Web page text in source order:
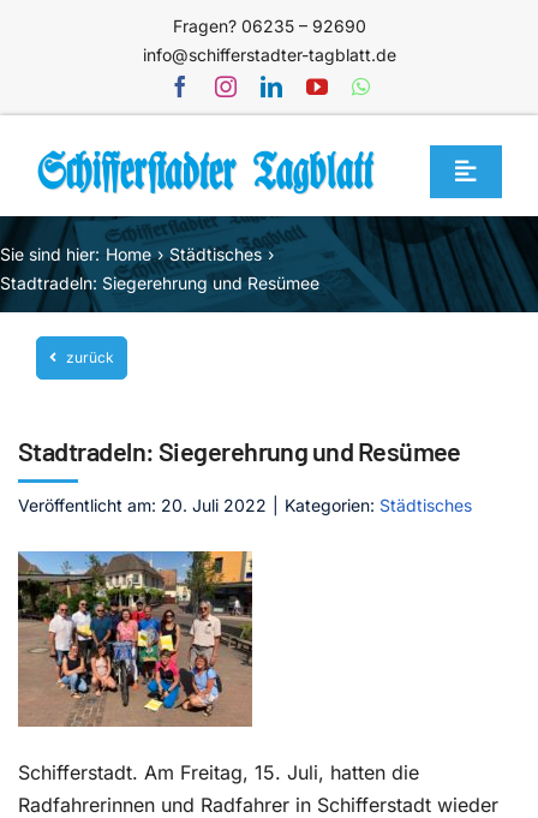
Fragen? 06235 – 92690
info@schifferstadter-tagblatt.de
Toggle
Home
Themen
Blog
Unternehmen
Mediathek
Kontakt
Sie sind hier: Home
Städtisches
Stadtradeln: Siegerehrung und Resümee
zurück
Stadtradeln: Siegerehrung und Resümee
Veröffentlicht am: 20. Juli 2022 Kategorien: Städtisches
Schifferstadt. Am Freitag, 15. Juli, hatten die
Radfahrerinnen und Radfahrer in Schifferstadt wieder